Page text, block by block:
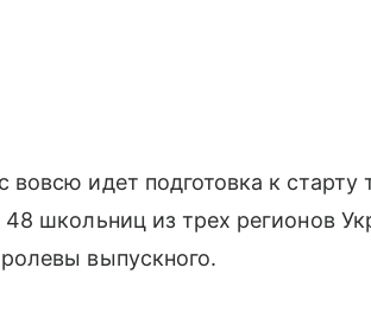
идет подготовка к старту
48 школьниц из трех регионов
выпускного.